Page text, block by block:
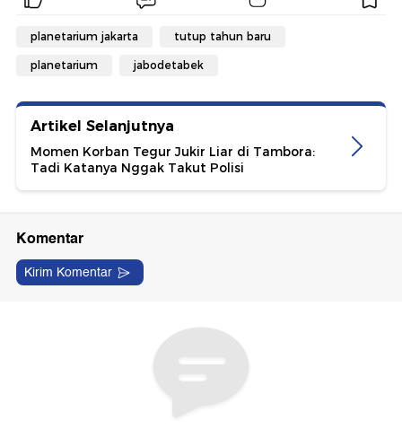
planetarium jakarta tutup tahun baru
planetarium jabodetabek
Artikel Selanjutnya
Momen Korban Tegur Jukir Liar di Tambora:
Tadi Katanya Nggak Takut Polisi